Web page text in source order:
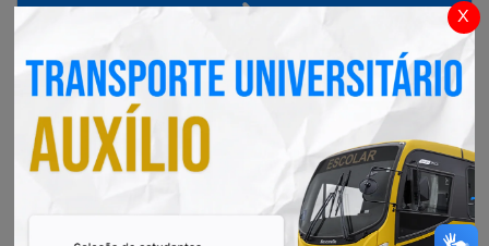
x
Radar Transparência Pública